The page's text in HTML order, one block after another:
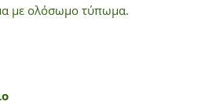
με ολόσωμο τύπωμα.